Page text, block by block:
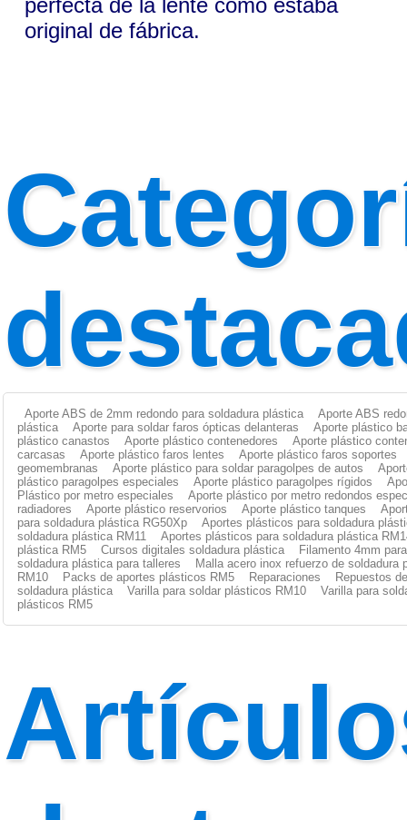
perfecta de la lente como estaba
original de fábrica.
Aporte ABS de 2mm redondo para soldadura plástica
Aporte ABS
plástica
Aporte para soldar faros ópticas delanteras
Aporte plástico
plástico canastos
Aporte plástico contenedores
Aporte plástico
carcasas
Aporte plástico faros lentes
Aporte plástico faros soportes
geomembranas
Aporte plástico para soldar paragolpes de autos
plástico paragolpes especiales
Aporte plástico paragolpes rígidos
Plástico por metro especiales
Aporte plástico por metro redondos
radiadores
Aporte plástico reservorios Aporte plástico tanques
para soldadura plástica RG50Xp
Aportes plásticos para soldadura
soldadura plástica RM11
Aportes plásticos para soldadura plástica
plástica RM5
Cursos digitales soldadura plástica
Filamento 4mm
soldadura plástica para talleres
Malla acero inox refuerzo de soldadura
RM10
Packs de aportes plásticos RM5 Reparaciones
Repuestos
soldadura plástica
Varilla para soldar plásticos RM10
Varilla para
plásticos RM5